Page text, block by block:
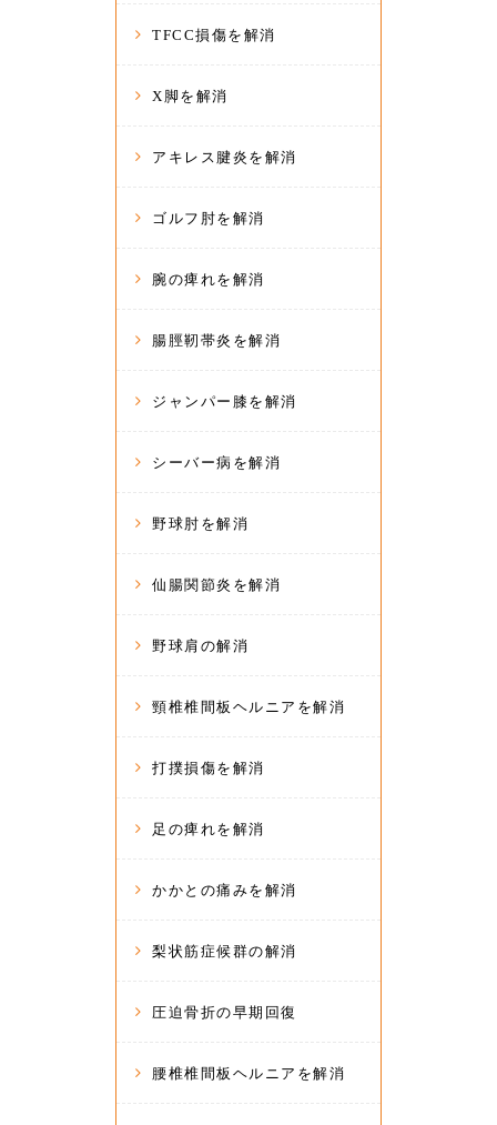
TFCC損傷を解消
X脚を解消
アキレス腱炎を解消
ゴルフ肘を解消
腕の痺れを解消
腸脛靭帯炎を解消
ジャンパー膝を解消
シーバー病を解消
野球肘を解消
仙腸関節炎を解消
野球肩の解消
頸椎椎間板ヘルニアを解消
打撲損傷を解消
足の痺れを解消
かかとの痛みを解消
梨状筋症候群の解消
圧迫骨折の早期回復
腰椎椎間板ヘルニアを解消